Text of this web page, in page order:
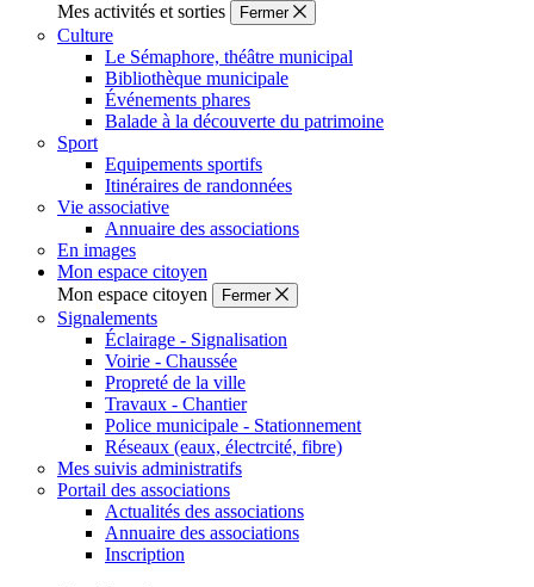
Mes activités et sorties
Fermer
Culture
Le Sémaphore, théâtre municipal
Bibliothèque municipale
Événements phares
Balade à la découverte du patrimoine
Sport
Equipements sportifs
Itinéraires de randonnées
Vie associative
Annuaire des associations
En images
Mon espace citoyen
Mon espace citoyen
Fermer
Signalements
Éclairage - Signalisation
Voirie - Chaussée
Propreté de la ville
Travaux - Chantier
Police municipale - Stationnement
Réseaux (eaux, électrcité, fibre)
Mes suivis administratifs
Portail des associations
Actualités des associations
Annuaire des associations
Inscription